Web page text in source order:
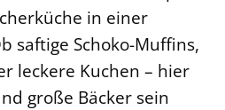
in einer
saftige Schoko-Muffins,
leckere Kuchen – hier
große Bäcker sein